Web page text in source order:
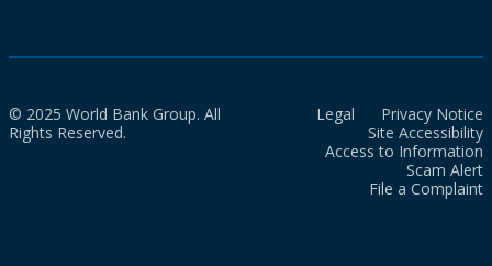
© 2025 World Bank Group. All
Rights Reserved.
Legal
Privacy Notice
Site Accessibility
Access to Information
Scam Alert
File a Complaint